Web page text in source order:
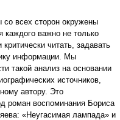
со всех сторон окружены
важно не только
читать, задавать
информации. Мы
такой анализ на основании
источников,
автору. Это
роман воспоминания Бориса
«Неугасимая лампада» и